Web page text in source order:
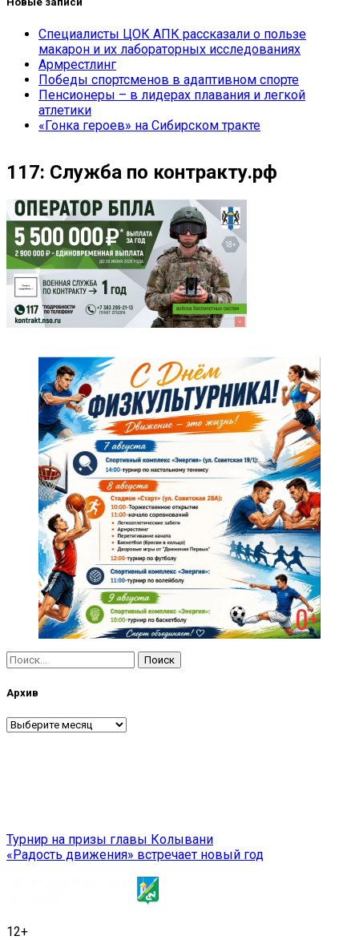
Специалисты ЦОК АПК рассказали о пользе
макарон и их лабораторных исследованиях
Армрестлинг
Победы спортсменов в адаптивном спорте
Пенсионеры – в лидерах плавания и легкой
атлетики
«Гонка героев» на Сибирском тракте
117: Служба по контракту.рф
Найти:
Архив
Архив
Навигация
по
Турнир на призы главы Колывани
«Радость движения» встречает новый год
12+